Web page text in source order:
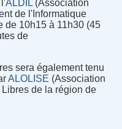
ALDIL(Association
de l'Informatique
de 10h15 à 11h30 (45
de
sera également tenu
ALOLISE (Association
de la région de